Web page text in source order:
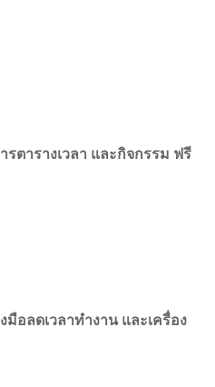
ตารางเวลา และกิจกรรม ฟรี
มือลดเวลาทำงาน และเครื่อง